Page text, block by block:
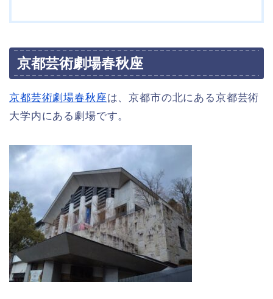
京都芸術劇場春秋座
京都芸術劇場春秋座は、京都市の北にある京都芸術
大学内にある劇場です。